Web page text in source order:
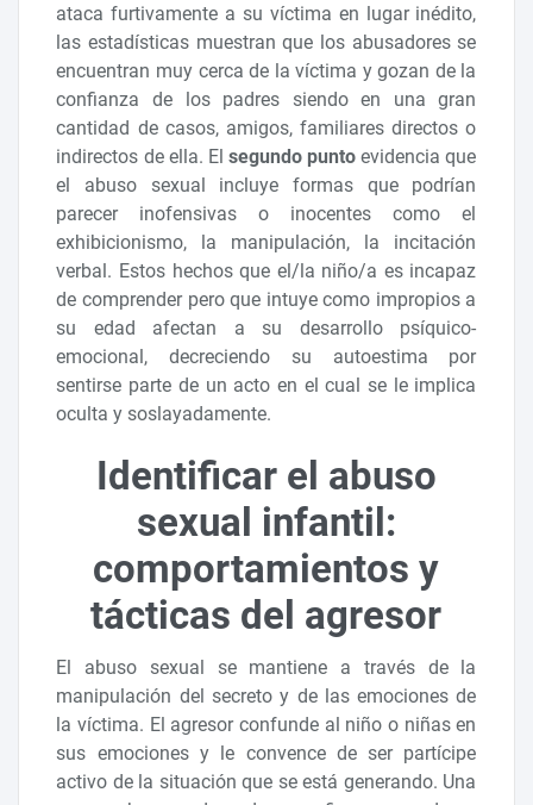
ataca furtivamente a su víctima en lugar inédito,
las estadísticas muestran que los abusadores se
encuentran muy cerca de la víctima y gozan de la
confianza de los padres siendo en una gran
cantidad de casos, amigos, familiares directos o
indirectos de ella. Elsegundo punto evidencia que
el abuso sexual incluye formas que podrían
parecer inofensivas o inocentes como el
exhibicionismo, la manipulación, la incitación
verbal. Estos hechos que el/la niño/a es incapaz
de comprender pero que intuye como impropios a
su edad afectan a su desarrollo psíquico-
emocional, decreciendo su autoestima por
sentirse parte de un acto en el cual se le implica
oculta y soslayadamente.
Identificar el abuso
sexual infantil:
comportamientos y
tácticas del agresor
El abuso sexual se mantiene a través de la
manipulación del secreto y de las emociones de
la víctima. El agresor confunde al niño o niñas en
sus emociones y le convence de ser partícipe
activo de la situación que se está generando. Una